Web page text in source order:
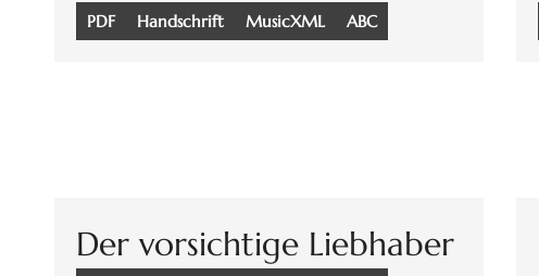
PDF Handschrift MusicXML ABC
Der vorsichtige Liebhaber